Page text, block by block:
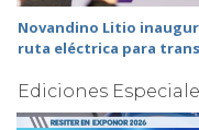
Novandino Litio
ruta eléctrica para
Ediciones